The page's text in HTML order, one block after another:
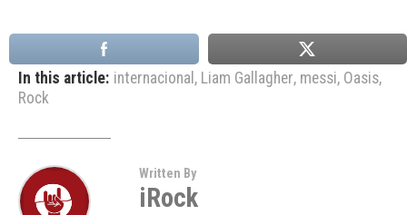
In this article: internacional , Liam Gallagher, messi, Oasis,
Rock
Written By
iRock